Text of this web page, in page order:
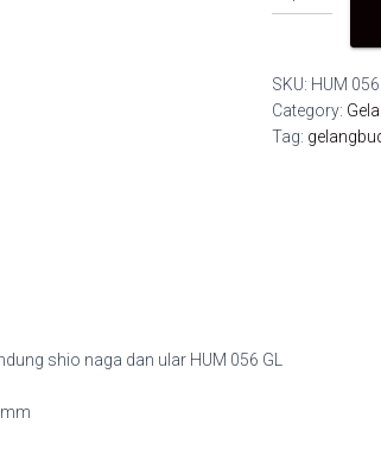
Bodhisattva
pelindung
shio
naga
SKU: HUM 056
Category:
Tag:
shio naga dan ular HUM 056 GL